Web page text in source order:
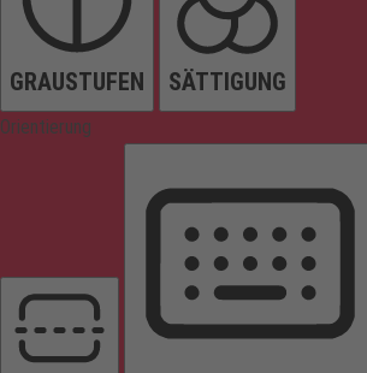
GRAUSTUFEN SÄTTIGUNG
Orientierung